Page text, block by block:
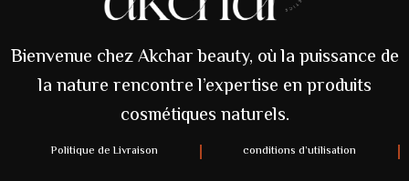
Bienvenue chez Akchar beauty, où la puissance de
la nature rencontre l’expertise en produits
cosmétiques naturels.
Politique de Livraison conditions d’utilisation